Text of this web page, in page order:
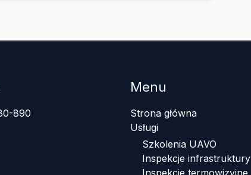
890
Menu
Strona główna
Usługi
Szkolenia UAVO
Inspekcje infrastruktury